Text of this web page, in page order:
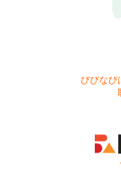
びびなび